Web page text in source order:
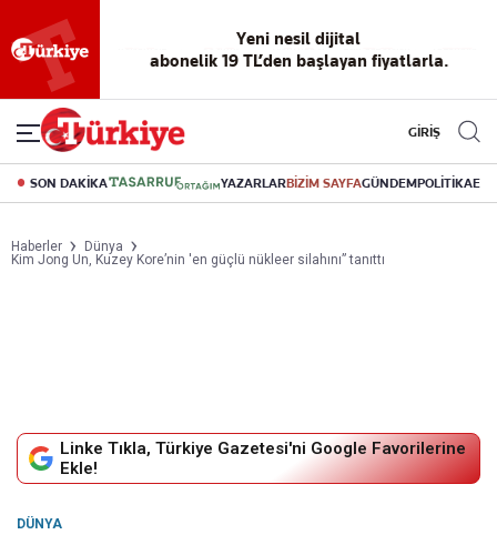
Yeni nesil dijital
abonelik 19 TL’den başlayan fiyatlarla.
GİRİŞ
SON DAKİKA YAZARLARBİZİM SAYFAGÜNDEMPOLİTİKA
Haberler
Dünya
Kim Jong Un, Kuzey Kore’nin 'en güçlü nükleer silahını” tanıttı
Linke Tıkla, Türkiye Gazetesi'ni Google Favorilerine
Ekle!
DÜNYA